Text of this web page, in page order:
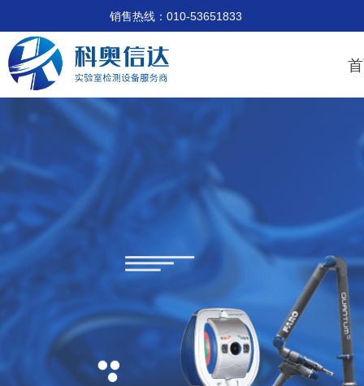
销售热线：010-53651833 技术